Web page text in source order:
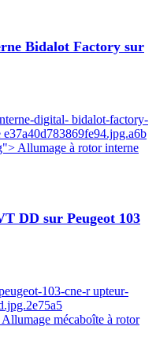
Bidalot Factory sur
digital- bidalot-factory-
Allumage à rotor interne
DD sur Peugeot 103
103-cne-r upteur-
mécaboîte à rotor